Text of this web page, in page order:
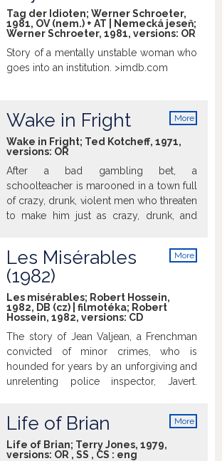
way to achieve the full experience. >ji-
hlava.com
Tag der Idioten; Werner Schroeter,
1981, OV (nem.) + AT | Nemecká jeseň;
Werner Schroeter, 1981, versions: OR
Story of a mentally unstable woman who
goes into an institution. >imdb.com
More
Wake in Fright
Wake in Fright; Ted Kotcheff, 1971,
versions: OR
After a bad gambling bet, a
schoolteacher is marooned in a town full
of crazy, drunk, violent men who threaten
to make him just as crazy, drunk, and
More
Les Misérables
(1982)
Les misérables; Robert Hossein,
1982, DB (cz) | filmotéka; Robert
Hossein, 1982, versions: CD
The story of Jean Valjean, a Frenchman
convicted of minor crimes, who is
hounded for years by an unforgiving and
unrelenting police inspector, Javert.
More
Life of Brian
Life of Brian; Terry Jones, 1979,
versions: OR , SS , CS : eng